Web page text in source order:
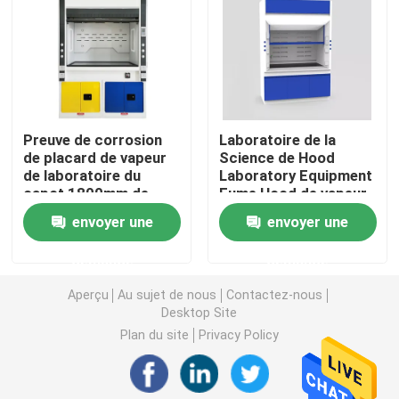
Banc de mur de laboratoire
Capot de vapeur de laboratoire
Banc d'équilibre de laboratoire
Bancs de travail de laboratoire
Meuble de rangement de sécurité
armoire de sécurité biologique
Preuve de corrosion
de placard de vapeur
de laboratoire du
capot 1800mm de
vapeur de laboratoire
d'hôpitalenvoyer une
Laboratoire de la
Science de Hood
Laboratory Equipment
Fume Hood de vapeur
de laboratoire de
L1200mmenvoyer une
Aperçu Au sujet de nous
Contactez-nous
Desktop Site
Plan du site
Privacy Policy